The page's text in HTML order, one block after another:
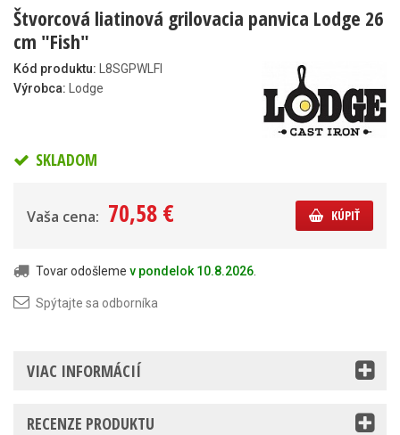
Štvorcová liatinová grilovacia panvica Lodge 26
cm "Fish"
Kód produktu:
L8SGPWLFI
Výrobca:
Lodge
SKLADOM
Vaša cena: 70,58 € KÚPIŤ
Tovar odošleme v pondelok 10.8.2026
Spýtajte sa odborníka
VIAC INFORMÁCIÍ
RECENZE PRODUKTU